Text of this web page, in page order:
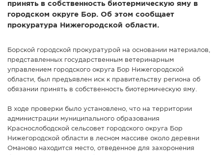
СПРАВКА
КАМЕРЫ
СТАТЬИ
ГОЛОСОВАНИЯ
ПРЕДЛОЖИТЬ НОВОСТЬ
принять в собственность биотермическую яму в
городском округе Бор. Об этом сообщает
прокуратура Нижегородской области.
Борской городской прокуратурой на основании материалов,
представленных государственным ветеринарным
управлением городского округа Бор Нижегородской
области, был предъявлен иск к правительству региона об
обязании принять в собственность биотермическую яму.
В ходе проверки было установлено, что на территории
администрации муниципального образования
Краснослободской сельсовет городского округа Бор
Нижегородской области в лесном массиве около деревни
Оманово находится место, отведенное для захоронения